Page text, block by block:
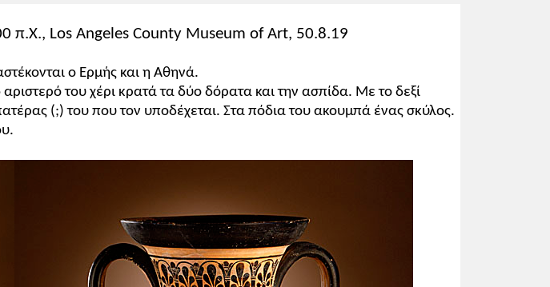
π.Χ., Los Angeles County Museum of Art, 50.8.19
ο Ερμής και η Αθηνά.
του χέρι κρατά τα δύο δόρατα και την ασπίδα. Με το δεξί
(;) του που τον υποδέχεται. Στα πόδια του ακουμπά ένας σκύλος.